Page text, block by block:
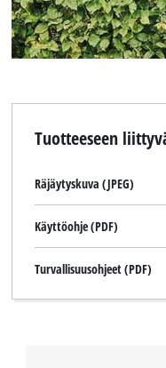
Tuotteeseen
Räjäytyskuva (JPEG)
Käyttöohje (PDF)
Turvallisuusohjeet (PDF)